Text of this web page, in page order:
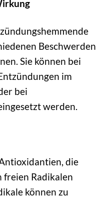
Beschwerden
Sie können bei
im
bei
werden.
die
freien Radikalen
können zu